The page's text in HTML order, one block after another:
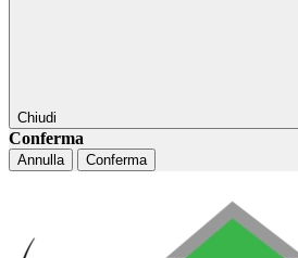
Chiudi
Conferma
Annulla Conferma